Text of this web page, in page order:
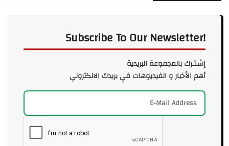
Subscribe To Our Newsletter!
إشـتـرك بالمجموعة البريدية
أهم الأخبار و الفيديوهات في بريدك الالكتروني